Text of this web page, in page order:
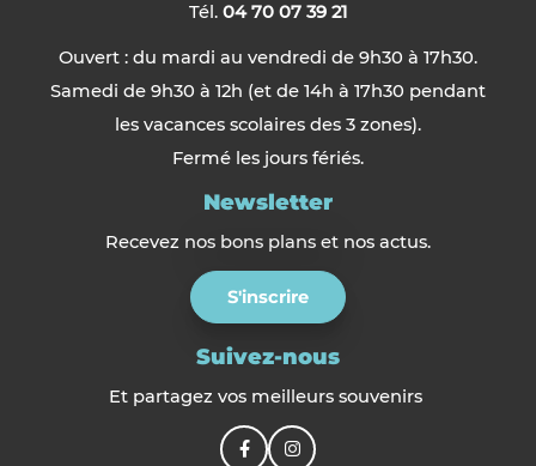
Tél. 04 70 07 39 21
Ouvert : du mardi au vendredi de 9h30 à 17h30.
Samedi de 9h30 à 12h (et de 14h à 17h30 pendant
les vacances scolaires des 3 zones).
Fermé les jours fériés.
Newsletter
Recevez nos bons plans et nos actus.
S'inscrire
Suivez-nous
Et partagez vos meilleurs souvenirs